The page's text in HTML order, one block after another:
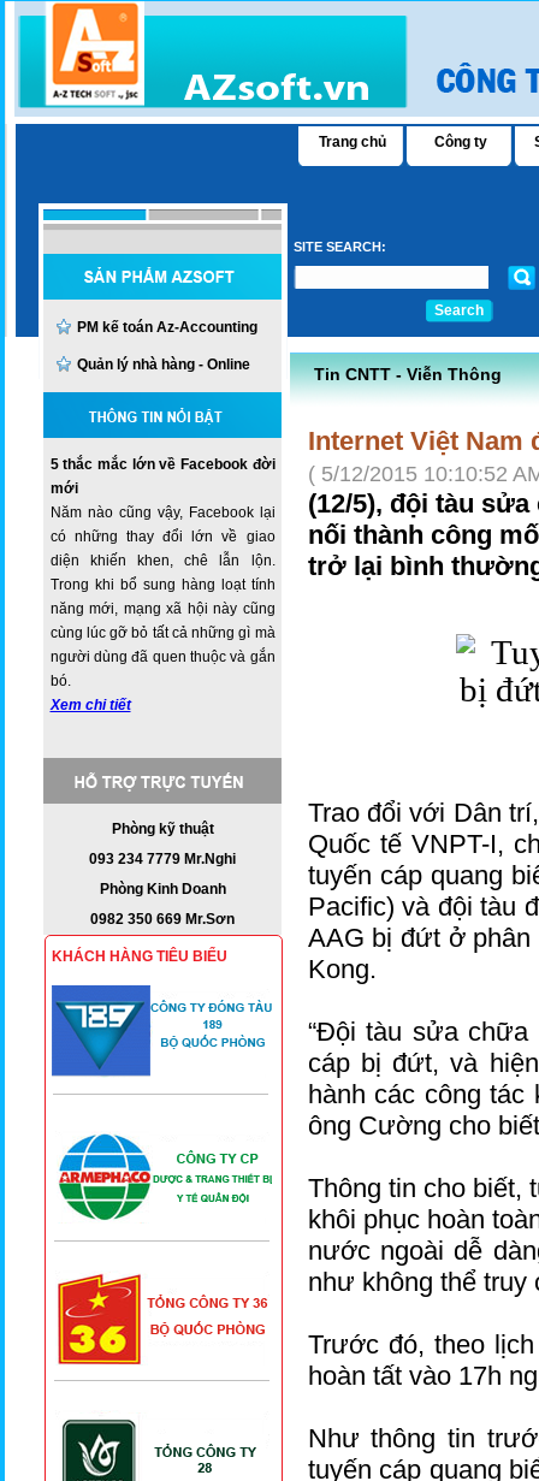
Trang chủ Công ty
SITE SEARCH:
Search
PM kế toán Az-Accounting
Quản lý nhà hàng - Online
5 thắc mắc lớn về Facebook đời
mới
Năm nào cũng vậy, Facebook lại
có những thay đổi lớn về giao
diện khiến khen, chê lẫn lộn.
Trong khi bổ sung hàng loạt tính
năng mới, mạng xã hội này cũng
cùng lúc gỡ bỏ tất cả những gì mà
người dùng đã quen thuộc và gắn
bó.
Xem chi tiết
Phòng kỹ thuật
093 234 7779 Mr.Nghi
Phòng Kinh Doanh
0982 350 669 Mr.Sơn
KHÁCH HÀNG TIÊU BIỂU
Tin CNTT - Viễn Thông
Internet Việt Nam
( 5/12/2015 10:10:52
(12/5), đội tàu
nối thành công
trở lại bình
Trao đổi với Dân
Quốc tế VNPT-I,
tuyến cáp quang
Pacific) và đội tàu
AAG bị đứt ở phân
Kong.
“Đội tàu sửa chữa
cáp bị đứt, và
hành các công tác
ông Cường cho
Thông tin cho biết,
khôi phục hoàn
nước ngoài dễ
như không thể
Trước đó, theo
hoàn tất vào 17h
Như thông tin
tuyến cáp quang